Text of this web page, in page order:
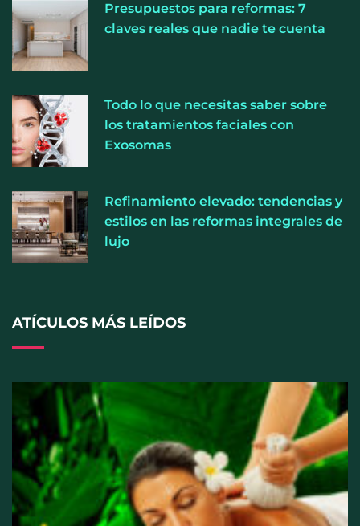
humedad prolongada, claves para prevenir una de
las infecciones más frecuentes
fuerza y la salud ganan terreno a la clásica
‘pérdida de peso’, según Distrito Estudio
Presupuestos para reformas: 7
claves reales que nadie te cuenta
Todo lo que necesitas saber sobre
los tratamientos faciales con
Exosomas
Refinamiento elevado: tendencias y
estilos en las reformas integrales de
lujo
ATÍCULOS MÁS LEÍDOS